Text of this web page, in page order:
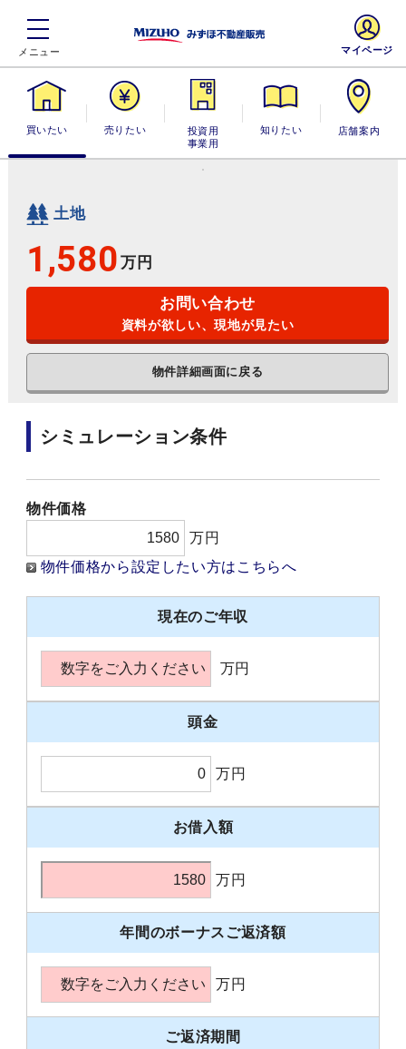
買いたい 売りたい
投資用・事業
用
知りたい 店舗案内
マイページ
土地
1,580 万円
お問い合わせ
資料が欲しい、現地が見たい
物件詳細画面に戻る
シミュレーション条件
物件価格
万円
物件価格から設定したい方はこちらへ
現在のご年収
万円
頭金
万円
お借入額
万円
年間のボーナスご返済額
万円
ご返済期間